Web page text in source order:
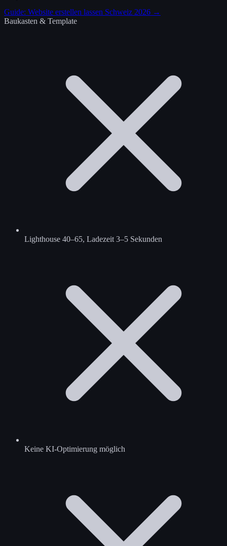
Guide: Website erstellen lassen Schweiz 2026 →
Baukasten & Template
Lighthouse 40–65, Ladezeit 3–5 Sekunden
Keine KI-Optimierung möglich